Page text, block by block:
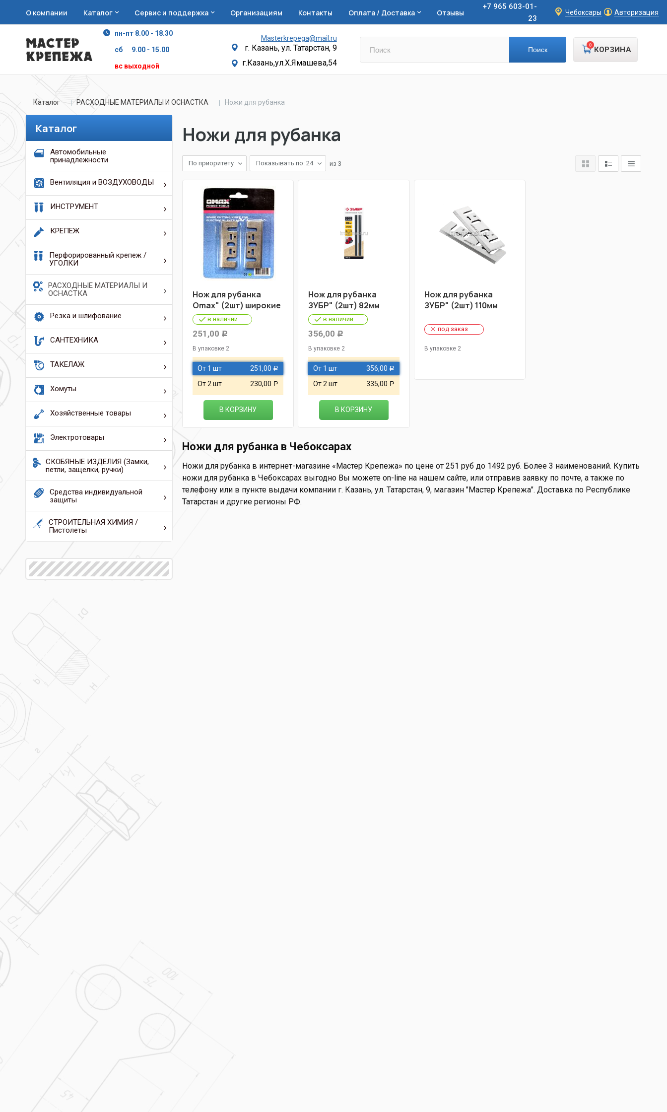
О компании Каталог Сервис и поддержка Организациям Контакты Оплата / Доставка Отзывы
+7 965 603-01-
23
Чебоксары Авторизация
пн-пт 8.00 - 18.30
сб 9.00 - 15.00
вс выходной
Masterkrepega@mail.ru
г. Казань, ул. Татарстан, 9
г.Казань,ул.Х.Ямашева,54
КОРЗИНА
0
Каталог РАСХОДНЫЕ МАТЕРИАЛЫ И ОСНАСТКА Ножи для рубанка
Каталог
Автомобильные
принадлежности
Вентиляция и ВОЗДУХОВОДЫ
ИНСТРУМЕНТ
КРЕПЕЖ
Перфорированный крепеж /
УГОЛКИ
РАСХОДНЫЕ МАТЕРИАЛЫ И
ОСНАСТКА
Резка и шлифование
САНТЕХНИКА
ТАКЕЛАЖ
Хомуты
Хозяйственные товары
Электротовары
СКОБЯНЫЕ ИЗДЕЛИЯ (Замки,
петли, защелки, ручки)
Средства индивидуальной
защиты
СТРОИТЕЛЬНАЯ ХИМИЯ /
Пистолеты
Ножи для рубанка
По приоритету Показывать по: 24 из 3
Нож для рубанка
Omax" (2шт) широкие
в наличии
251,00 Р
В упаковке 2
От 1 шт 251,00 Р
От 2 шт 230,00 Р
В КОРЗИНУ
Нож для рубанка
ЗУБР" (2шт) 82мм
в наличии
356,00 Р
В упаковке 2
От 1 шт 356,00 Р
От 2 шт 335,00 Р
В КОРЗИНУ
Нож для рубанка
ЗУБР" (2шт) 110мм
под заказ
В упаковке 2
Ножи для рубанка в Чебоксарах
Ножи для рубанка в интернет-магазине «Мастер Крепежа» по цене от 251 руб до 1492 руб. Более 3 наименований. Купить
ножи для рубанка в Чебоксарах выгодно Вы можете on-line на нашем сайте, или отправив заявку по почте, а также по
телефону или в пункте выдачи компании г. Казань, ул. Татарстан, 9, магазин "Мастер Крепежа". Доставка по Республике
Татарстан и другие регионы РФ.